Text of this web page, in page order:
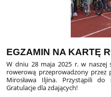
EGZAMIN NA KARTĘ
W dniu 28 maja 2025 r. w naszej
rowerową przeprowadzony przez
Mirosława Iljina. Przystąpili
Gratulacje dla zdających!